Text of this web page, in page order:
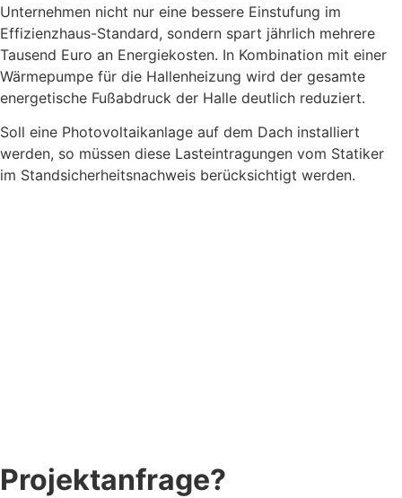
Unternehmen nicht nur eine bessere Einstufung im
Effizienzhaus-Standard, sondern spart jährlich mehrere
Tausend Euro an Energiekosten. In Kombination mit einer
Wärmepumpe für die Hallenheizung wird der gesamte
energetische Fußabdruck der Halle deutlich reduziert.
Soll eine Photovoltaikanlage auf dem Dach installiert
werden, so müssen diese Lasteintragungen vom Statiker
im Standsicherheitsnachweis berücksichtigt werden.
Projektanfrage?